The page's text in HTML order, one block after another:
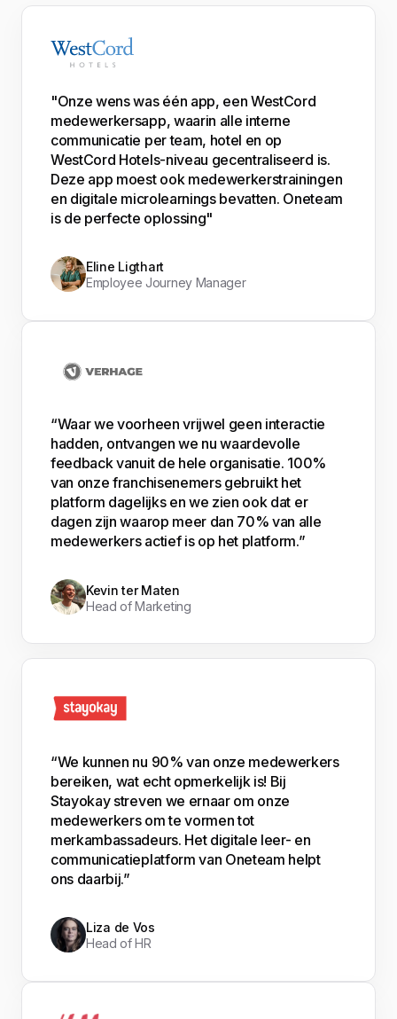
"Onze wens was één app, een WestCord
medewerkersapp, waarin alle interne
communicatie per team, hotel en op
WestCord Hotels-niveau gecentraliseerd is.
Deze app moest ook medewerkerstrainingen
en digitale microlearnings bevatten. Oneteam
is de perfecte oplossing"
Eline Ligthart
Employee Journey Manager
“Waar we voorheen vrijwel geen interactie
hadden, ontvangen we nu waardevolle
feedback vanuit de hele organisatie. 100%
van onze franchisenemers gebruikt het
platform dagelijks en we zien ook dat er
dagen zijn waarop meer dan 70% van alle
medewerkers actief is op het platform.”
Kevin ter Maten
Head of Marketing
“We kunnen nu 90% van onze medewerkers
bereiken, wat echt opmerkelijk is! Bij
Stayokay streven we ernaar om onze
medewerkers om te vormen tot
merkambassadeurs. Het digitale leer- en
communicatieplatform van Oneteam helpt
ons daarbij.”
Liza de Vos
Head of HR